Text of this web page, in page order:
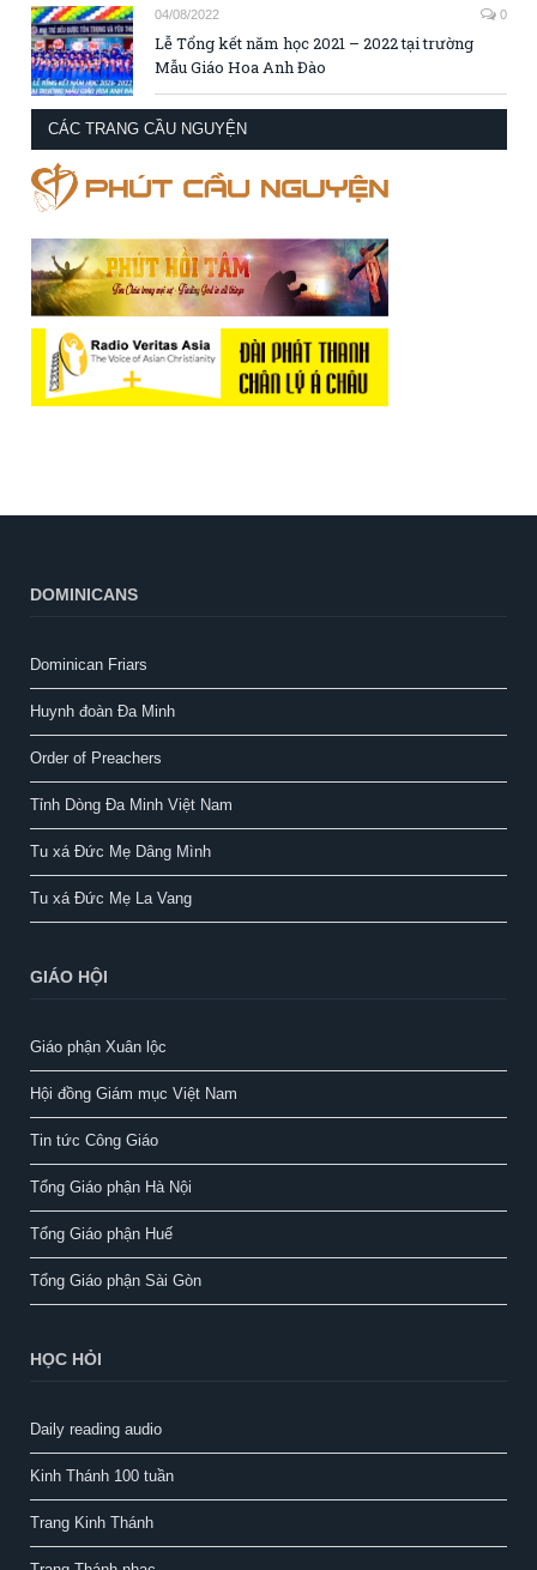
04/08/2022 0
Lễ Tổng kết năm học 2021 – 2022 tại trường
Mẫu Giáo Hoa Anh Đào
CÁC TRANG CẦU NGUYỆN
DOMINICANS
Dominican Friars
Huynh đoàn Đa Minh
Order of Preachers
Tỉnh Dòng Đa Minh Việt Nam
Tu xá Đức Mẹ Dâng Mình
Tu xá Đức Mẹ La Vang
GIÁO HỘI
Giáo phận Xuân lộc
Hội đồng Giám mục Việt Nam
Tin tức Công Giáo
Tổng Giáo phận Hà Nội
Tổng Giáo phận Huế
Tổng Giáo phận Sài Gòn
HỌC HỎI
Daily reading audio
Kinh Thánh 100 tuần
Trang Kinh Thánh